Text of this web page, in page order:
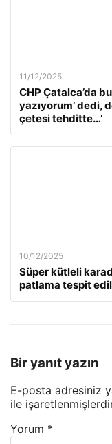
11/12/2025
CHP Çatalca’da
yazıyorum’ dedi,
çetesi tehditte…’
10/12/2025
Süper kütleli
patlama tespit
Bir yanıt yazın
E-posta adresiniz
ile
Yorum *